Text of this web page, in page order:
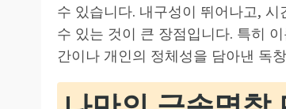
수 있습니다. 내구성이 뛰어나고,
수 있는 것이 큰 장점입니다. 특히
간이나 개인의 정체성을 담아낸 독